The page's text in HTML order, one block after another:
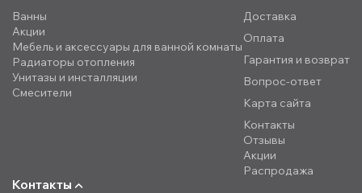
Ванны
Акции
Мебель и аксессуары для ванной комнаты
Радиаторы отопления
Унитазы и инсталляции
Смесители
Доставка
Оплата
Гарантия и возврат
Вопрос-ответ
Карта сайта
Контакты
Отзывы
Акции
Распродажа
Контакты